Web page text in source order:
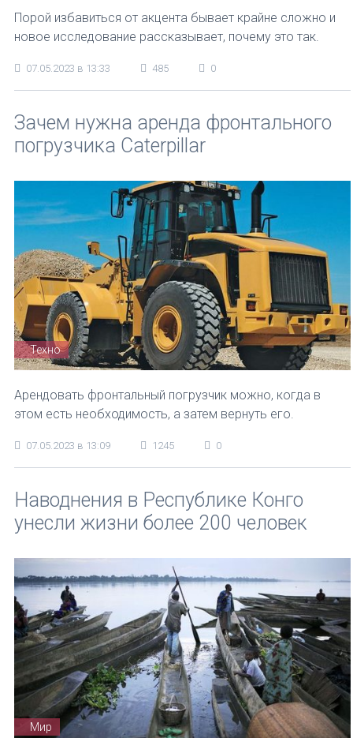
Порой избавиться от акцента бывает крайне сложно и
новое исследование рассказывает, почему это так.
07.05.2023 в 13:33 485 0
Зачем нужна аренда фронтального
погрузчика Caterpillar
Техно
Арендовать фронтальный погрузчик можно, когда в
этом есть необходимость, а затем вернуть его.
07.05.2023 в 13:09 1245 0
Наводнения в Республике Конго
унесли жизни более 200 человек
Мир